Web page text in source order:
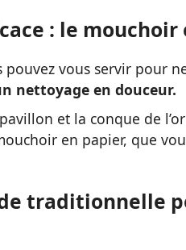
: le mouchoir
vous servir pour
nettoyage en douceur.
et la conque de
en papier, que
traditionnelle